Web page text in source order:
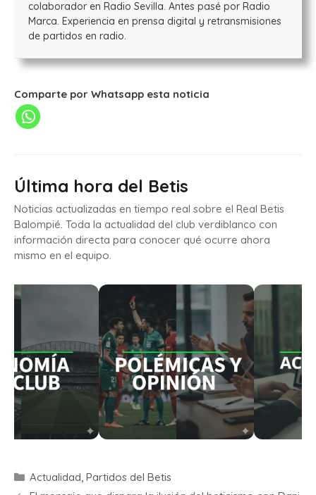
colaborador en Radio Sevilla. Antes pasé por Radio
Marca. Experiencia en prensa digital y retransmisiones
de partidos en radio.
Comparte por Whatsapp esta noticia
Última hora del Betis
Noticias actualizadas en tiempo real sobre el Real Betis
Balompié. Toda la actualidad del club verdiblanco con
información directa para conocer qué ocurre ahora
mismo en el equipo.
Actualidad, Partidos del Betis